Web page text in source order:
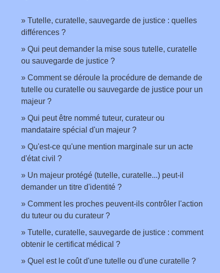
Tutelle, curatelle, sauvegarde de justice : quelles
différences ?
Qui peut demander la mise sous tutelle, curatelle
ou sauvegarde de justice ?
Comment se déroule la procédure de demande de
tutelle ou curatelle ou sauvegarde de justice pour un
majeur ?
Qui peut être nommé tuteur, curateur ou
mandataire spécial d'un majeur ?
Qu'est-ce qu'une mention marginale sur un acte
d'état civil ?
Un majeur protégé (tutelle, curatelle...) peut-il
demander un titre d'identité ?
Comment les proches peuvent-ils contrôler l'action
du tuteur ou du curateur ?
Tutelle, curatelle, sauvegarde de justice : comment
obtenir le certificat médical ?
Quel est le coût d'une tutelle ou d'une curatelle ?